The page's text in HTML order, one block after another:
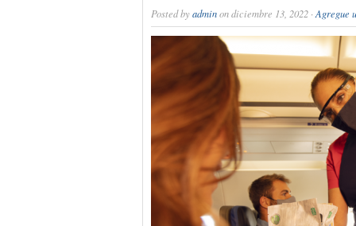
Posted byadminon diciembre 13, 2022 · Agregue